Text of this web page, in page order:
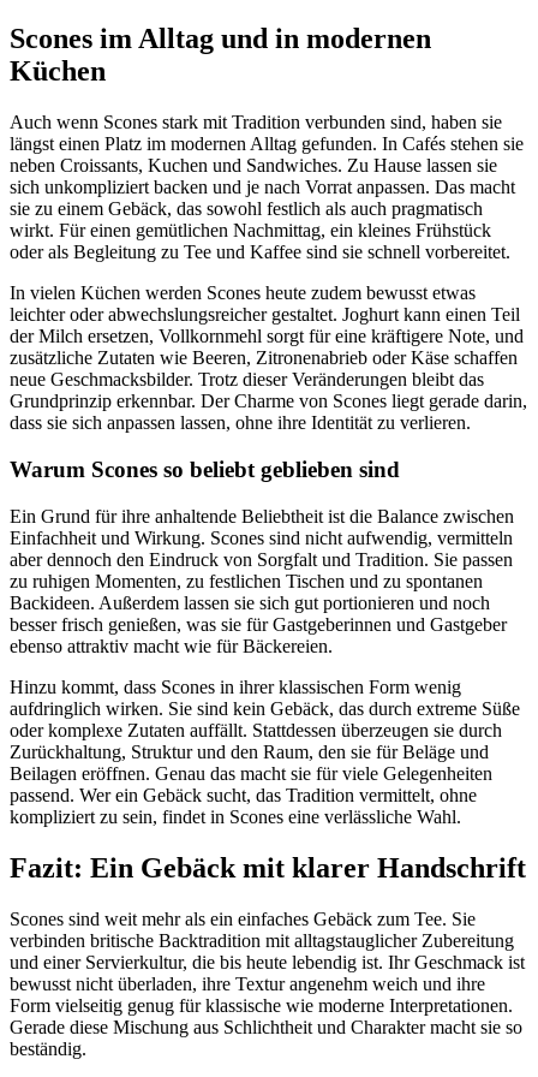
Scones im Alltag und in modernen
Küchen
Auch wenn Scones stark mit Tradition verbunden sind, haben sie
längst einen Platz im modernen Alltag gefunden. In Cafés stehen sie
neben Croissants, Kuchen und Sandwiches. Zu Hause lassen sie
sich unkompliziert backen und je nach Vorrat anpassen. Das macht
sie zu einem Gebäck, das sowohl festlich als auch pragmatisch
wirkt. Für einen gemütlichen Nachmittag, ein kleines Frühstück
oder als Begleitung zu Tee und Kaffee sind sie schnell vorbereitet.
In vielen Küchen werden Scones heute zudem bewusst etwas
leichter oder abwechslungsreicher gestaltet. Joghurt kann einen Teil
der Milch ersetzen, Vollkornmehl sorgt für eine kräftigere Note, und
zusätzliche Zutaten wie Beeren, Zitronenabrieb oder Käse schaffen
neue Geschmacksbilder. Trotz dieser Veränderungen bleibt das
Grundprinzip erkennbar. Der Charme von Scones liegt gerade darin,
dass sie sich anpassen lassen, ohne ihre Identität zu verlieren.
Warum Scones so beliebt geblieben sind
Ein Grund für ihre anhaltende Beliebtheit ist die Balance zwischen
Einfachheit und Wirkung. Scones sind nicht aufwendig, vermitteln
aber dennoch den Eindruck von Sorgfalt und Tradition. Sie passen
zu ruhigen Momenten, zu festlichen Tischen und zu spontanen
Backideen. Außerdem lassen sie sich gut portionieren und noch
besser frisch genießen, was sie für Gastgeberinnen und Gastgeber
ebenso attraktiv macht wie für Bäckereien.
Hinzu kommt, dass Scones in ihrer klassischen Form wenig
aufdringlich wirken. Sie sind kein Gebäck, das durch extreme Süße
oder komplexe Zutaten auffällt. Stattdessen überzeugen sie durch
Zurückhaltung, Struktur und den Raum, den sie für Beläge und
Beilagen eröffnen. Genau das macht sie für viele Gelegenheiten
passend. Wer ein Gebäck sucht, das Tradition vermittelt, ohne
kompliziert zu sein, findet in Scones eine verlässliche Wahl.
Fazit: Ein Gebäck mit klarer Handschrift
Scones sind weit mehr als ein einfaches Gebäck zum Tee. Sie
verbinden britische Backtradition mit alltagstauglicher Zubereitung
und einer Servierkultur, die bis heute lebendig ist. Ihr Geschmack ist
bewusst nicht überladen, ihre Textur angenehm weich und ihre
Form vielseitig genug für klassische wie moderne Interpretationen.
Gerade diese Mischung aus Schlichtheit und Charakter macht sie so
beständig.